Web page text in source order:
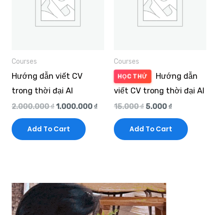
Courses
Hướng dẫn viết CV
trong thời đại AI
2.000.000₫1.000.000 ₫
Add To Cart
Courses
HỌC THỬ
Hướng dẫn
viết CV trong thời đại AI
15.000₫ 5.000 ₫
Add To Cart